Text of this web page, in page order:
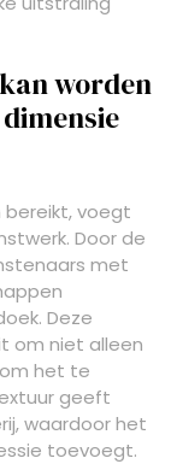
worden
bereikt, voegt
Door de
met
Deze
om niet alleen
het te
geeft
waardoor het
toevoegt.